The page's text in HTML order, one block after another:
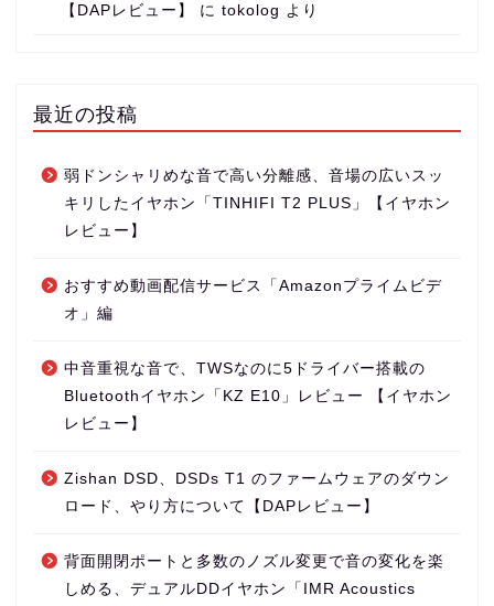
【DAPレビュー】
に tokolog より
最近の投稿
弱ドンシャリめな音で高い分離感、音場の広いスッ
キリしたイヤホン「TINHIFI T2 PLUS」【イヤホン
レビュー】
おすすめ動画配信サービス「Amazonプライムビデ
オ」編
中音重視な音で、TWSなのに5ドライバー搭載の
Bluetoothイヤホン「KZ E10」レビュー 【イヤホン
レビュー】
Zishan DSD、DSDs T1 のファームウェアのダウン
ロード、やり方について【DAPレビュー】
背面開閉ポートと多数のノズル変更で音の変化を楽
しめる、デュアルDDイヤホン「IMR Acoustics